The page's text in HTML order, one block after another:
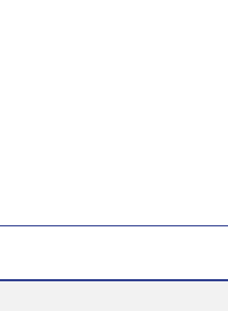
fenêtre)
fenêtre)
nouvelle
une nouvelle
une nouvelle
(s'ouvre